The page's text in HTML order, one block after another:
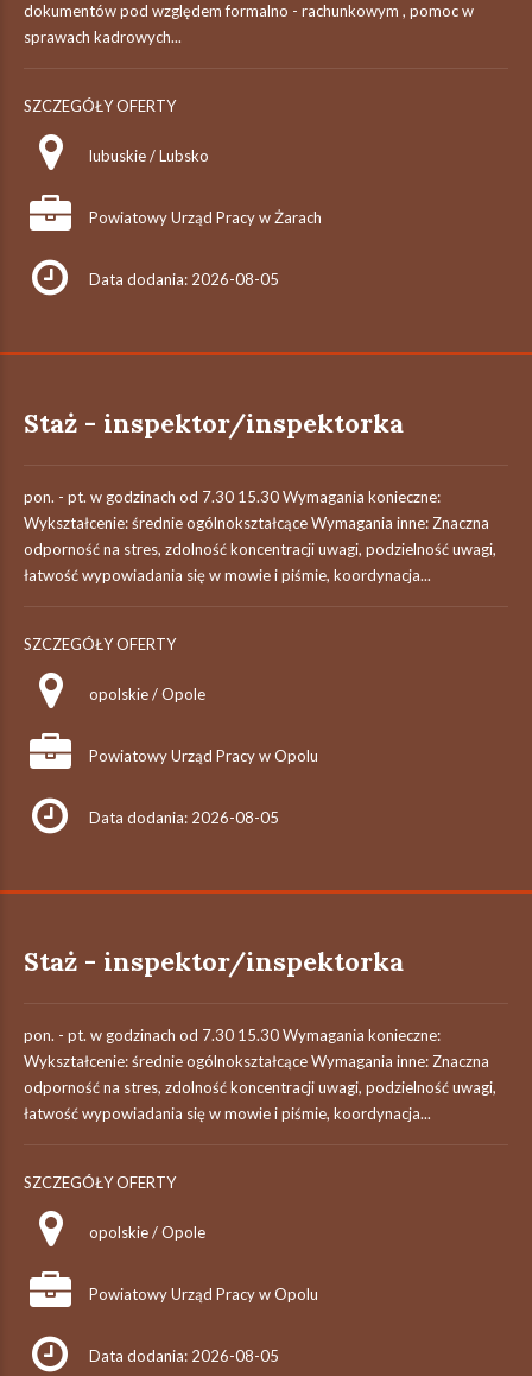
dokumentów pod względem formalno - rachunkowym , pomoc w
sprawach kadrowych...
SZCZEGÓŁY OFERTY
lubuskie / Lubsko
Powiatowy Urząd Pracy w Żarach
Data dodania: 2026-08-05
Staż - inspektor/inspektorka
pon. - pt. w godzinach od 7.30 15.30 Wymagania konieczne:
Wykształcenie: średnie ogólnokształcące Wymagania inne: Znaczna
odporność na stres, zdolność koncentracji uwagi, podzielność uwagi,
łatwość wypowiadania się w mowie i piśmie, koordynacja...
SZCZEGÓŁY OFERTY
opolskie / Opole
Powiatowy Urząd Pracy w Opolu
Data dodania: 2026-08-05
Staż - inspektor/inspektorka
pon. - pt. w godzinach od 7.30 15.30 Wymagania konieczne:
Wykształcenie: średnie ogólnokształcące Wymagania inne: Znaczna
odporność na stres, zdolność koncentracji uwagi, podzielność uwagi,
łatwość wypowiadania się w mowie i piśmie, koordynacja...
SZCZEGÓŁY OFERTY
opolskie / Opole
Powiatowy Urząd Pracy w Opolu
Data dodania: 2026-08-05